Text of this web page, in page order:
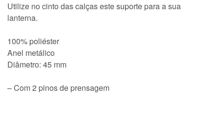
Utilize no cinto das calças este suporte para a sua
lanterna.
100% poliéster
Anel metálico
Diâmetro: 45 mm
– Com 2 pinos de prensagem